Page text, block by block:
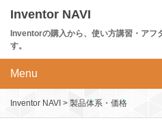
content
Inventor NAVI
Inventorの購入から、使い方講習・アフ
す。
Menu
Inventor NAVI > 製品体系・価格